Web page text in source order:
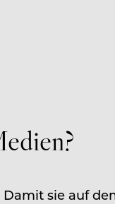
sie auf